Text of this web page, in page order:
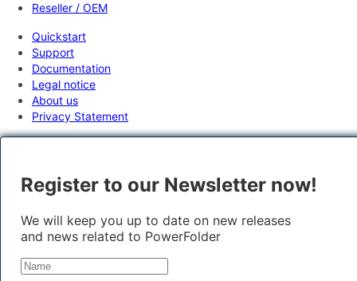
Reseller / OEM
Quickstart
Support
Documentation
Legal notice
About us
Privacy Statement
Register to our Newsletter now!
We will keep you up to date on new releases
and news related to PowerFolder